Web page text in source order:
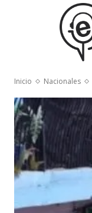
Inicio Nacionales